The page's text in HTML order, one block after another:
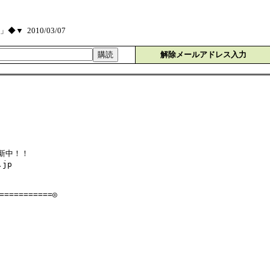
」◆▼ 2010/03/07
解除メールアドレス入力
中！！